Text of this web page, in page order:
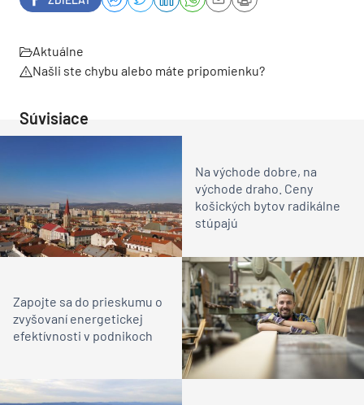
Aktuálne
Našli ste chybu alebo máte pripomienku?
Súvisiace
Na východe dobre, na
východe draho. Ceny
košických bytov radikálne
stúpajú
Zapojte sa do prieskumu o
zvyšovaní energetickej
efektívnosti v podnikoch